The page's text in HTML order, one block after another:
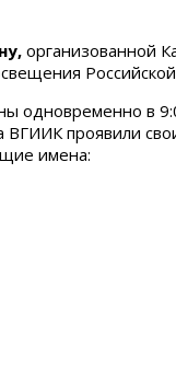
организованной
одновременно в
проявили
имена: